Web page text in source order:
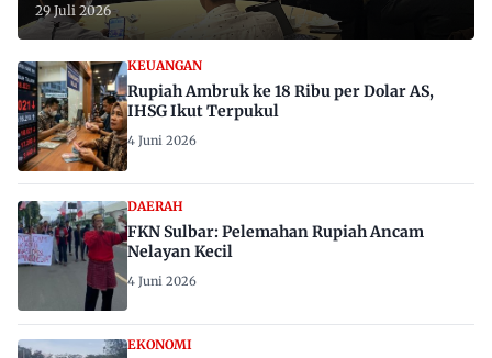
29 Juli 2026
KEUANGAN
Rupiah Ambruk ke 18 Ribu per Dolar AS,
IHSG Ikut Terpukul
4 Juni 2026
DAERAH
FKN Sulbar: Pelemahan Rupiah Ancam
Nelayan Kecil
4 Juni 2026
EKONOMI